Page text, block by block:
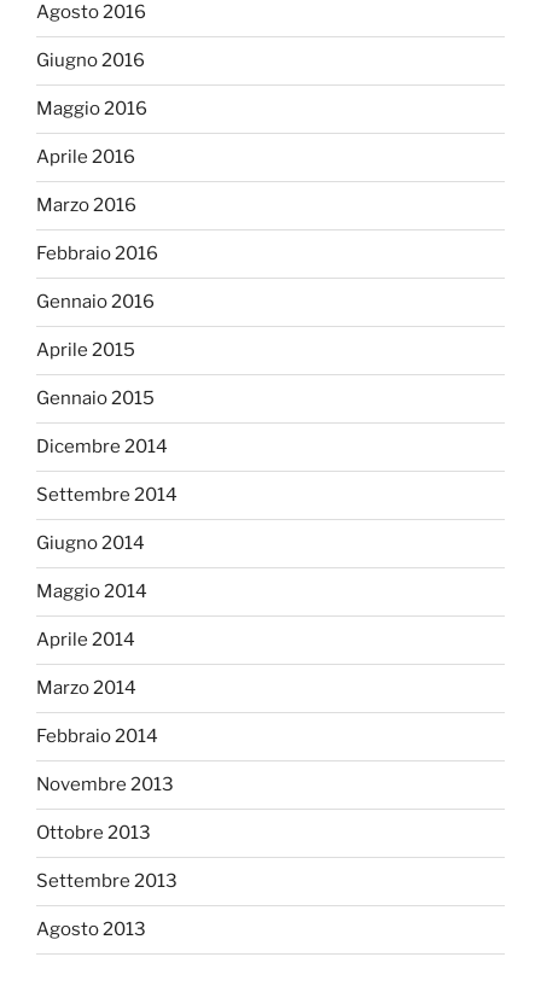
Agosto 2016
Giugno 2016
Maggio 2016
Aprile 2016
Marzo 2016
Febbraio 2016
Gennaio 2016
Aprile 2015
Gennaio 2015
Dicembre 2014
Settembre 2014
Giugno 2014
Maggio 2014
Aprile 2014
Marzo 2014
Febbraio 2014
Novembre 2013
Ottobre 2013
Settembre 2013
Agosto 2013